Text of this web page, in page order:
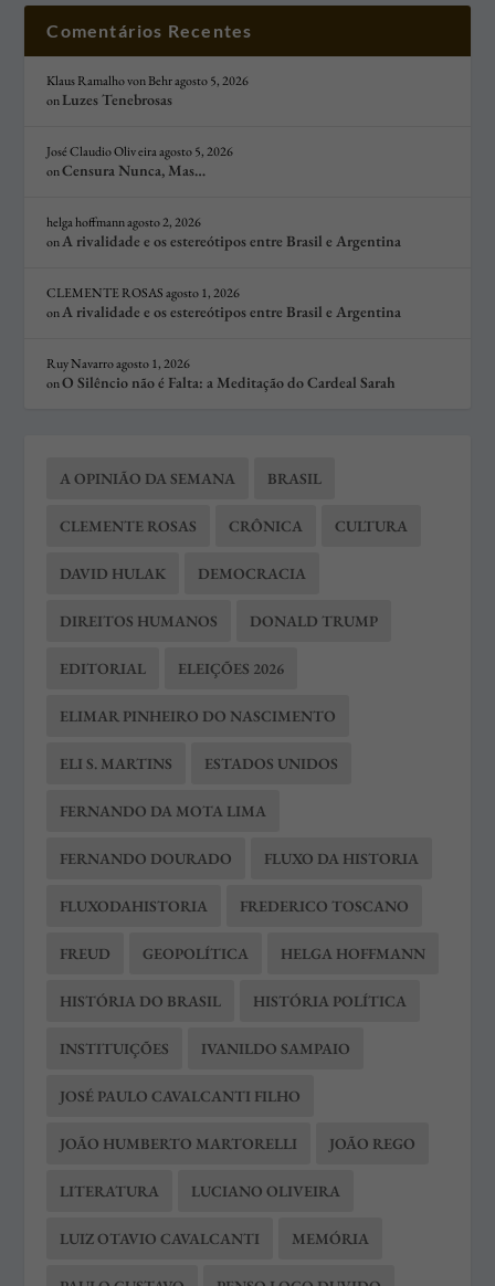
Comentários Recentes
Klaus Ramalho von Behragosto 5, 2026
onLuzes Tenebrosas
José Claudio Oliv eiraagosto 5, 2026
onCensura Nunca, Mas…
helga hoffmannagosto 2, 2026
onA rivalidade e os estereótipos entre Brasil e Argentina
CLEMENTE ROSAS agosto 1, 2026
onA rivalidade e os estereótipos entre Brasil e Argentina
Ruy Navarroagosto 1, 2026
onO Silêncio não é Falta: a Meditação do Cardeal Sarah
A OPINIÃO DA SEMANA BRASIL
CLEMENTE ROSAS CRÔNICA CULTURA
DAVID HULAK DEMOCRACIA
DIREITOS HUMANOS DONALD TRUMP
EDITORIAL ELEIÇÕES 2026
ELIMAR PINHEIRO DO NASCIMENTO
ELI S. MARTINS ESTADOS UNIDOS
FERNANDO DA MOTA LIMA
FERNANDO DOURADO FLUXO DA HISTORIA
FLUXODAHISTORIA FREDERICO TOSCANO
FREUD GEOPOLÍTICA HELGA HOFFMANN
HISTÓRIA DO BRASIL HISTÓRIA POLÍTICA
INSTITUIÇÕES IVANILDO SAMPAIO
JOSÉ PAULO CAVALCANTI FILHO
JOÃO HUMBERTO MARTORELLI JOÃO REGO
LITERATURA LUCIANO OLIVEIRA
LUIZ OTAVIO CAVALCANTI MEMÓRIA